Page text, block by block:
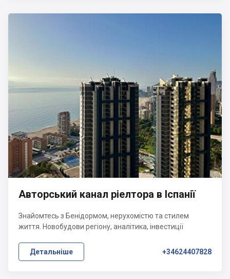
Авторський канал ріелтора в Іспанії
Знайомтесь з Бенідормом, нерухомістю та стилем
життя. Новобудови регіону, аналітика, інвестиції
Детальніше +34624407828